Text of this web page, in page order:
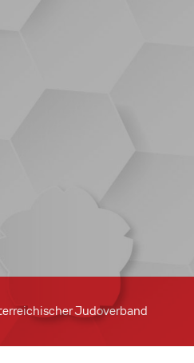
Judoverband